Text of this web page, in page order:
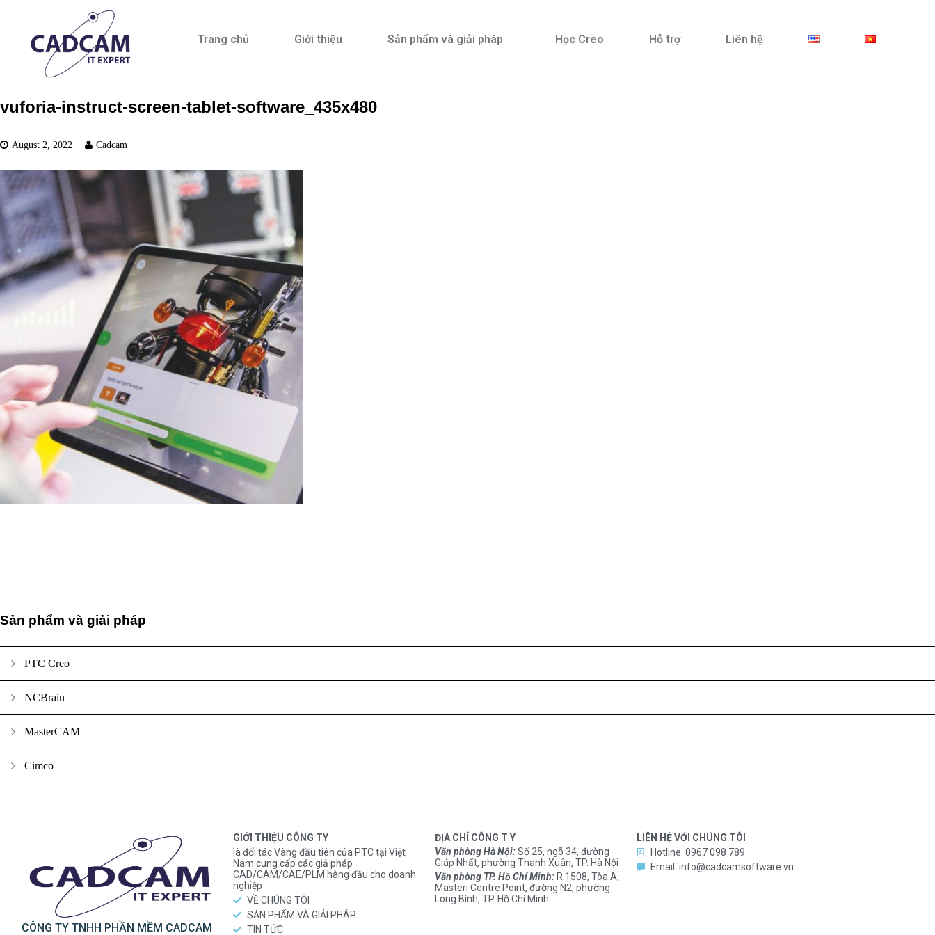
Trang chủ Giới thiệu Sản phẩm và giải pháp Học Creo Hỗ trợ Liên hệ
vuforia-instruct-screen-tablet-software_435x480
August 2, 2022 Cadcam
Sản phẩm và giải pháp
PTC Creo
NCBrain
MasterCAM
Cimco
CÔNG TY TNHH PHẦN MỀM CADCAM
GIỚI THIỆU CÔNG TY
là đối tác Vàng đầu tiên của PTC tại Việt
Nam cung cấp các giả pháp
CAD/CAM/CAE/PLM hàng đầu cho doanh
nghiệp
VỀ CHÚNG TÔI
SẢN PHẨM VÀ GIẢI PHÁP
TIN TỨC
ĐỊA CHỈ CÔNG T Y
Văn phòng Hà Nội:Số 25, ngõ 34, đường
Giáp Nhất, phường Thanh Xuân, TP. Hà Nội
Văn phòng TP. Hồ Chí Minh:R.1508, Tòa A,
Masteri Centre Point, đường N2, phường
Long Bình, TP. Hồ Chí Minh
LIÊN HỆ VỚI CHÚNG TÔI
Hotline: 0967 098 789
Email: info@cadcamsoftware.vn